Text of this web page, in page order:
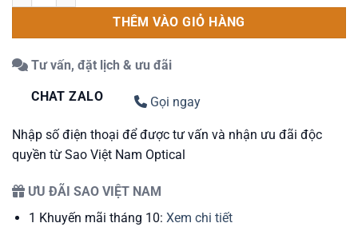
13.000.000 ₫.là:
11.000.000
THÊM VÀO GIỎ HÀNG
Tư vấn, đặt lịch & ưu đãi
CHAT ZALO Gọi ngay
Nhập số điện thoại để được tư vấn và nhận ưu đãi độc
quyền từ Sao Việt Nam Optical
ƯU ĐÃI SAO VIỆT NAM
1 Khuyến mãi tháng 10: Xem chi tiết